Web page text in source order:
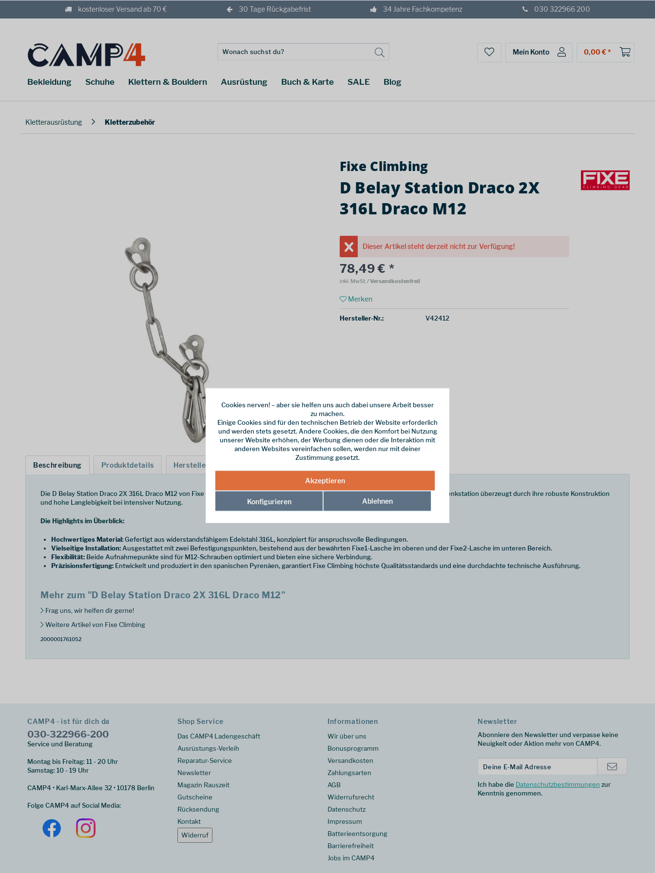
kostenloser Versand ab 70 € 30 Tage Rückgabefrist 34 Jahre Fachkompetenz 030 322966 200
Mein Konto 0,00 € *
Bekleidung Schuhe Klettern & Bouldern Ausrüstung Buch & Karte SALE Blog
Kletterausrüstung Kletterzubehör
Fixe Climbing
D Belay Station Draco 2X
316L Draco M12
Dieser Artikel steht derzeit nicht zur Verfügung!
78,49 € *
inkl. MwSt./ Versandkostenfrei!
Merken
Hersteller-Nr.: V42412
Beschreibung Produktdetails Hersteller
Die D Belay Station Draco 2X 316L Draco M12 von Fixe Climbing ist ein zuverlässiges System für den professionellen Einsatz. Diese Umlenkstation überzeugt durch ihre robuste Konstruktion
und hohe Langlebigkeit bei intensiver Nutzung.
Die Highlights im Überblick:
Hochwertiges Material:Gefertigt aus widerstandsfähigem Edelstahl 316L, konzipiert für anspruchsvolle Bedingungen.
Vielseitige Installation: Ausgestattet mit zwei Befestigungspunkten, bestehend aus der bewährten Fixe1-Lasche im oberen und der Fixe2-Lasche im unteren Bereich.
Flexibilität: Beide Aufnahmepunkte sind für M12-Schrauben optimiert und bieten eine sichere Verbindung.
Präzisionsfertigung: Entwickelt und produziert in den spanischen Pyrenäen, garantiert Fixe Climbing höchste Qualitätsstandards und eine durchdachte technische Ausführung.
Mehr zum "D Belay Station Draco 2X 316L Draco M12"
Frag uns, wir helfen dir gerne!
Weitere Artikel von Fixe Climbing
2000001761052
CAMP4 - ist für dich da
030-322966-200
Service und Beratung
Montag bis Freitag: 11 - 20 Uhr
Samstag: 10 - 19 Uhr
CAMP4 • Karl-Marx-Allee 32 • 10178 Berlin
Folge CAMP4 auf Social Media:
Shop Service
Das CAMP4 Ladengeschäft
Ausrüstungs-Verleih
Reparatur-Service
Newsletter
Magazin Rauszeit
Gutscheine
Rücksendung
Kontakt
Widerruf
Informationen
Wir über uns
Bonusprogramm
Versandkosten
Zahlungsarten
AGB
Widerrufsrecht
Datenschutz
Impressum
Batterieentsorgung
Barrierefreiheit
Jobs im CAMP4
Newsletter
Abonniere den Newsletter und verpasse keine
Neuigkeit oder Aktion mehr von CAMP4.
Ich habe die Datenschutzbestimmungen zur
Kenntnis genommen.
Cookies nerven! – aber sie helfen uns auch dabei unsere Arbeit besser
zu machen.
Einige Cookies sind für den technischen Betrieb der Website erforderlich
und werden stets gesetzt. Andere Cookies, die den Komfort bei Nutzung
unserer Website erhöhen, der Werbung dienen oder die Interaktion mit
anderen Websites vereinfachen sollen, werden nur mit deiner
Zustimmung gesetzt.
Akzeptieren
Konfigurieren Ablehnen